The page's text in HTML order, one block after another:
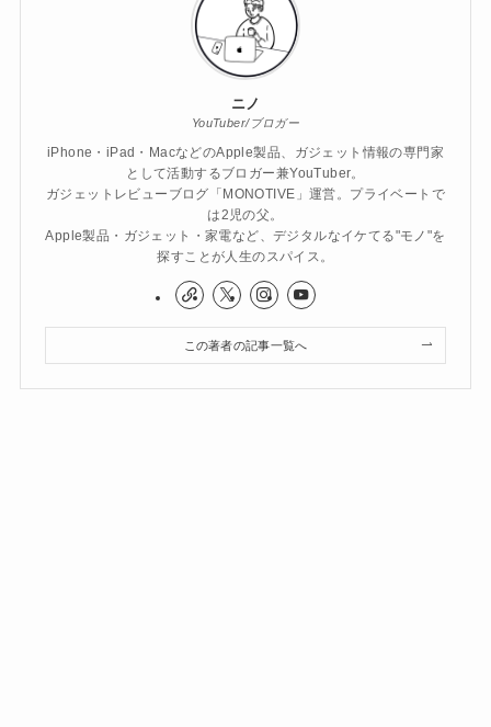
ニノ
YouTuber/ブロガー
iPhone・iPad・MacなどのApple製品、ガジェット情報の専門家
として活動するブロガー兼YouTuber。
ガジェットレビューブログ「MONOTIVE」運営。プライベートで
は2児の父。
Apple製品・ガジェット・家電など、デジタルなイケてる"モノ"を
探すことが人生のスパイス。
この著者の記事一覧へ